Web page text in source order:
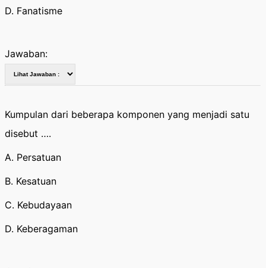
D. Fanatisme
Jawaban:
Kumpulan dari beberapa komponen yang menjadi satu
disebut ….
A. Persatuan
B. Kesatuan
C. Kebudayaan
D. Keberagaman